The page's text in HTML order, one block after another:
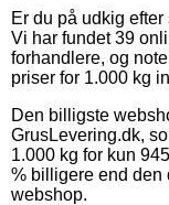
Er du på udkig
Vi har fundet 39
forhandlere, og
priser for 1.000 kg
Den billigste
GrusLevering.dk,
1.000 kg for kun
% billigere end den
webshop.